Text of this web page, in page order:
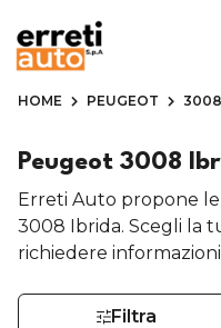
HOME PEUGEOT 3008
Peugeot 3008
Erreti Auto propone
3008 Ibrida. Scegli la
richiedere
Filtra